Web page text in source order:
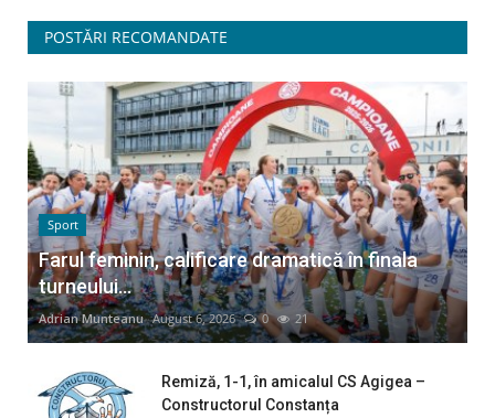
POSTĂRI RECOMANDATE
Sport
Farul feminin, calificare dramatică în finala
turneului...
Adrian Munteanu August 6, 2026 0 21
Remiză, 1-1, în amicalul CS Agigea –
Constructorul Constanța